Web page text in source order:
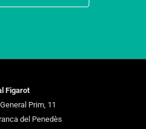
Figarot
Prim, 11
del Penedès